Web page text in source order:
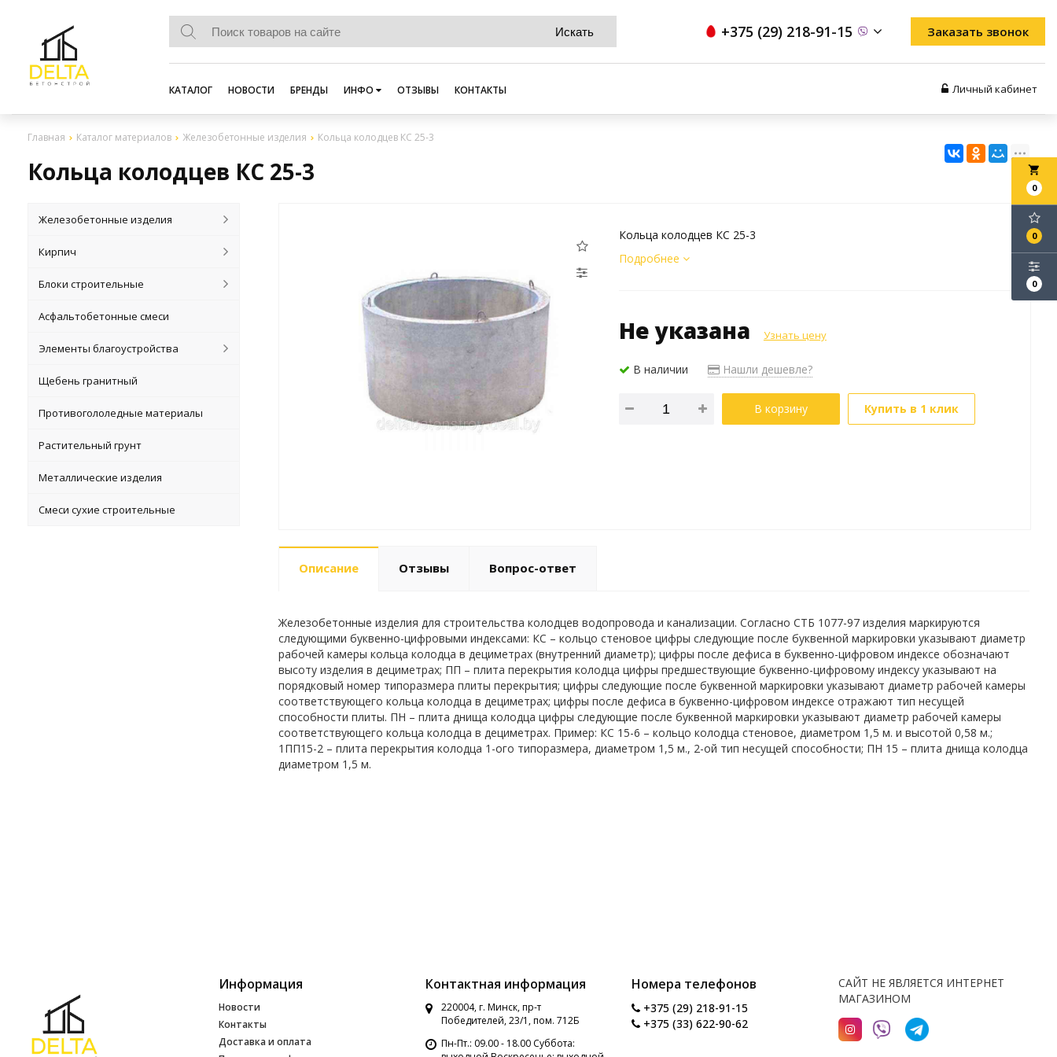
+375 (29) 218-91-15 Заказать звонок
КАТАЛОГ НОВОСТИ БРЕНДЫ ИНФО ОТЗЫВЫ КОНТАКТЫ Личный кабинет
Главная Каталог материалов Железобетонные изделия Кольца колодцев КС 25-3
Кольца колодцев КС 25-3 local_grocery_store
0
0
0
Железобетонные изделия
Кирпич
Блоки строительные
Асфальтобетонные смеси
Элементы благоустройства
Щебень гранитный
Противогололедные материалы
Растительный грунт
Металлические изделия
Смеси сухие строительные
Кольца колодцев КС 25-3
Подробнее
Не указана Узнать цену
В наличии Нашли дешевле?
В корзину Купить в 1 клик
Описание Отзывы Вопрос-ответ
Железобетонные изделия для строительства колодцев водопровода и канализации. Согласно СТБ 1077-97 изделия маркируются
следующими буквенно-цифровыми индексами: КС – кольцо стеновое цифры следующие после буквенной маркировки указывают диаметр
рабочей камеры кольца колодца в дециметрах (внутренний диаметр); цифры после дефиса в буквенно-цифровом индексе обозначают
высоту изделия в дециметрах; ПП – плита перекрытия колодца цифры предшествующие буквенно-цифровому индексу указывают на
порядковый номер типоразмера плиты перекрытия; цифры следующие после буквенной маркировки указывают диаметр рабочей камеры
соответствующего кольца колодца в дециметрах; цифры после дефиса в буквенно-цифровом индексе отражают тип несущей
способности плиты. ПН – плита днища колодца цифры следующие после буквенной маркировки указывают диаметр рабочей камеры
соответствующего кольца колодца в дециметрах. Пример: КС 15-6 – кольцо колодца стеновое, диаметром 1,5 м. и высотой 0,58 м.;
1ПП15-2 – плита перекрытия колодца 1-ого типоразмера, диаметром 1,5 м., 2-ой тип несущей способности; ПН 15 – плита днища колодца
диаметром 1,5 м.
Информация
Новости
Контакты
Доставка и оплата
Контактная информация
220004, г. Минск, пр-т
Победителей, 23/1, пом. 712Б
Пн-Пт.: 09.00 - 18.00 Суббота:
Номера телефонов
+375 (29) 218-91-15
+375 (33) 622-90-62
САЙТ НЕ ЯВЛЯЕТСЯ ИНТЕРНЕТ
МАГАЗИНОМ